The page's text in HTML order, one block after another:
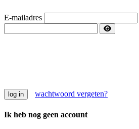
E-mailadres
wachtwoord vergeten?
Ik heb nog geen account